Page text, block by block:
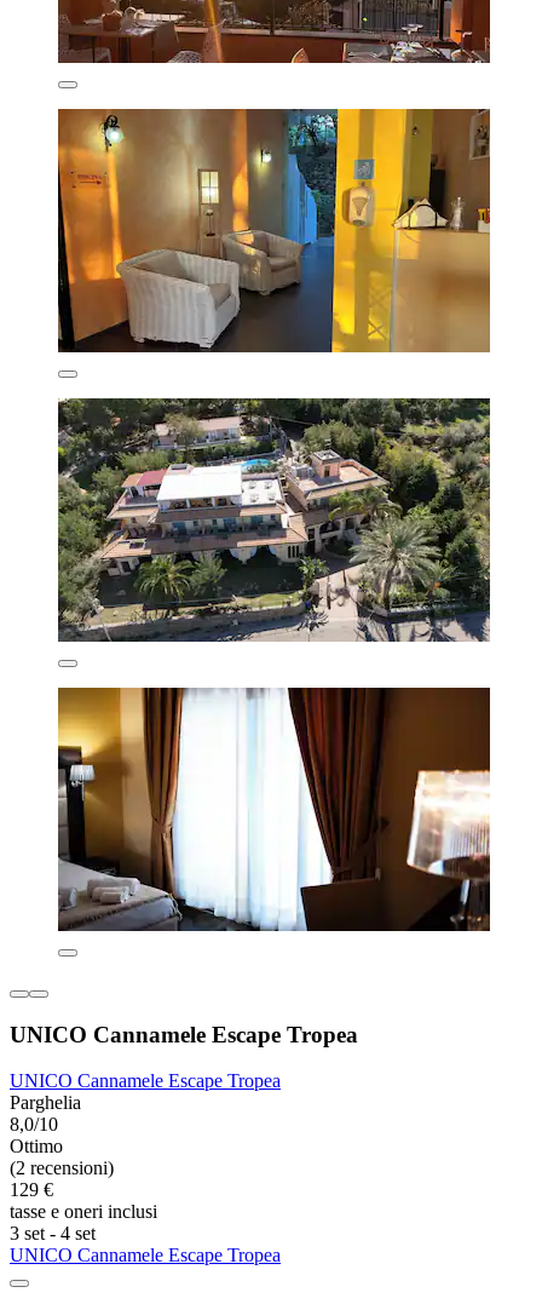
UNICO Cannamele Escape Tropea
UNICO Cannamele Escape Tropea
Parghelia
8,0/10
Ottimo
(2 recensioni)
129 €
tasse e oneri inclusi
3 set - 4 set
UNICO Cannamele Escape Tropea